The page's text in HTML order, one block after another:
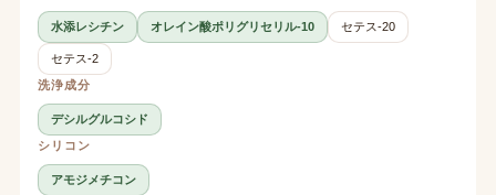
水添レシチン オレイン酸ポリグリセリル-10 セテス-20
セテス-2
洗浄成分
デシルグルコシド
シリコン
アモジメチコン